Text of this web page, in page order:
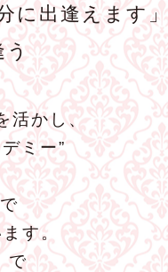
に出逢えます」
う
活かし、
ミー”
す。
で